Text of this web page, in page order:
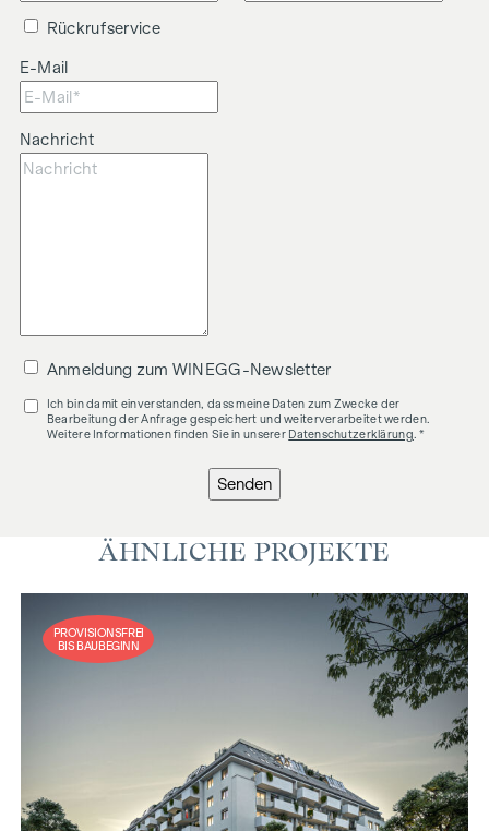
Rückrufservice
E-Mail
Nachricht
Anmeldung zum WINEGG-Newsletter
Ich bin damit einverstanden, dass meine Daten zum Zwecke der
Bearbeitung der Anfrage gespeichert und weiterverarbeitet werden.
Weitere Informationen finden Sie in unserer Datenschutzerklärung . *
Senden
ÄHNLICHE PROJEKTE
PROVISIONSFREI
BIS BAUBEGINN